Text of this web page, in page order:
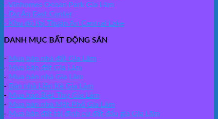
- Vinhomes Ocean Park Gia Lâm
- Dự Án East Center
- Khu đô thị Thuận An Central Lake
DANH MỤC BẤT ĐỘNG SẢN
- Mua bán nhà đất Gia Lâm
- Mua bán đất Gia Lâm
- Mua bán nhà Gia Lâm
- Bán nhà Liền Kề Gia Lâm
- Mua bán Biệt Thự Gia Lâm
- Mua bán nhà Mặt Phố Gia Lâm
- Mua bán đất tái định cư đất đấu giá Gia Lâm